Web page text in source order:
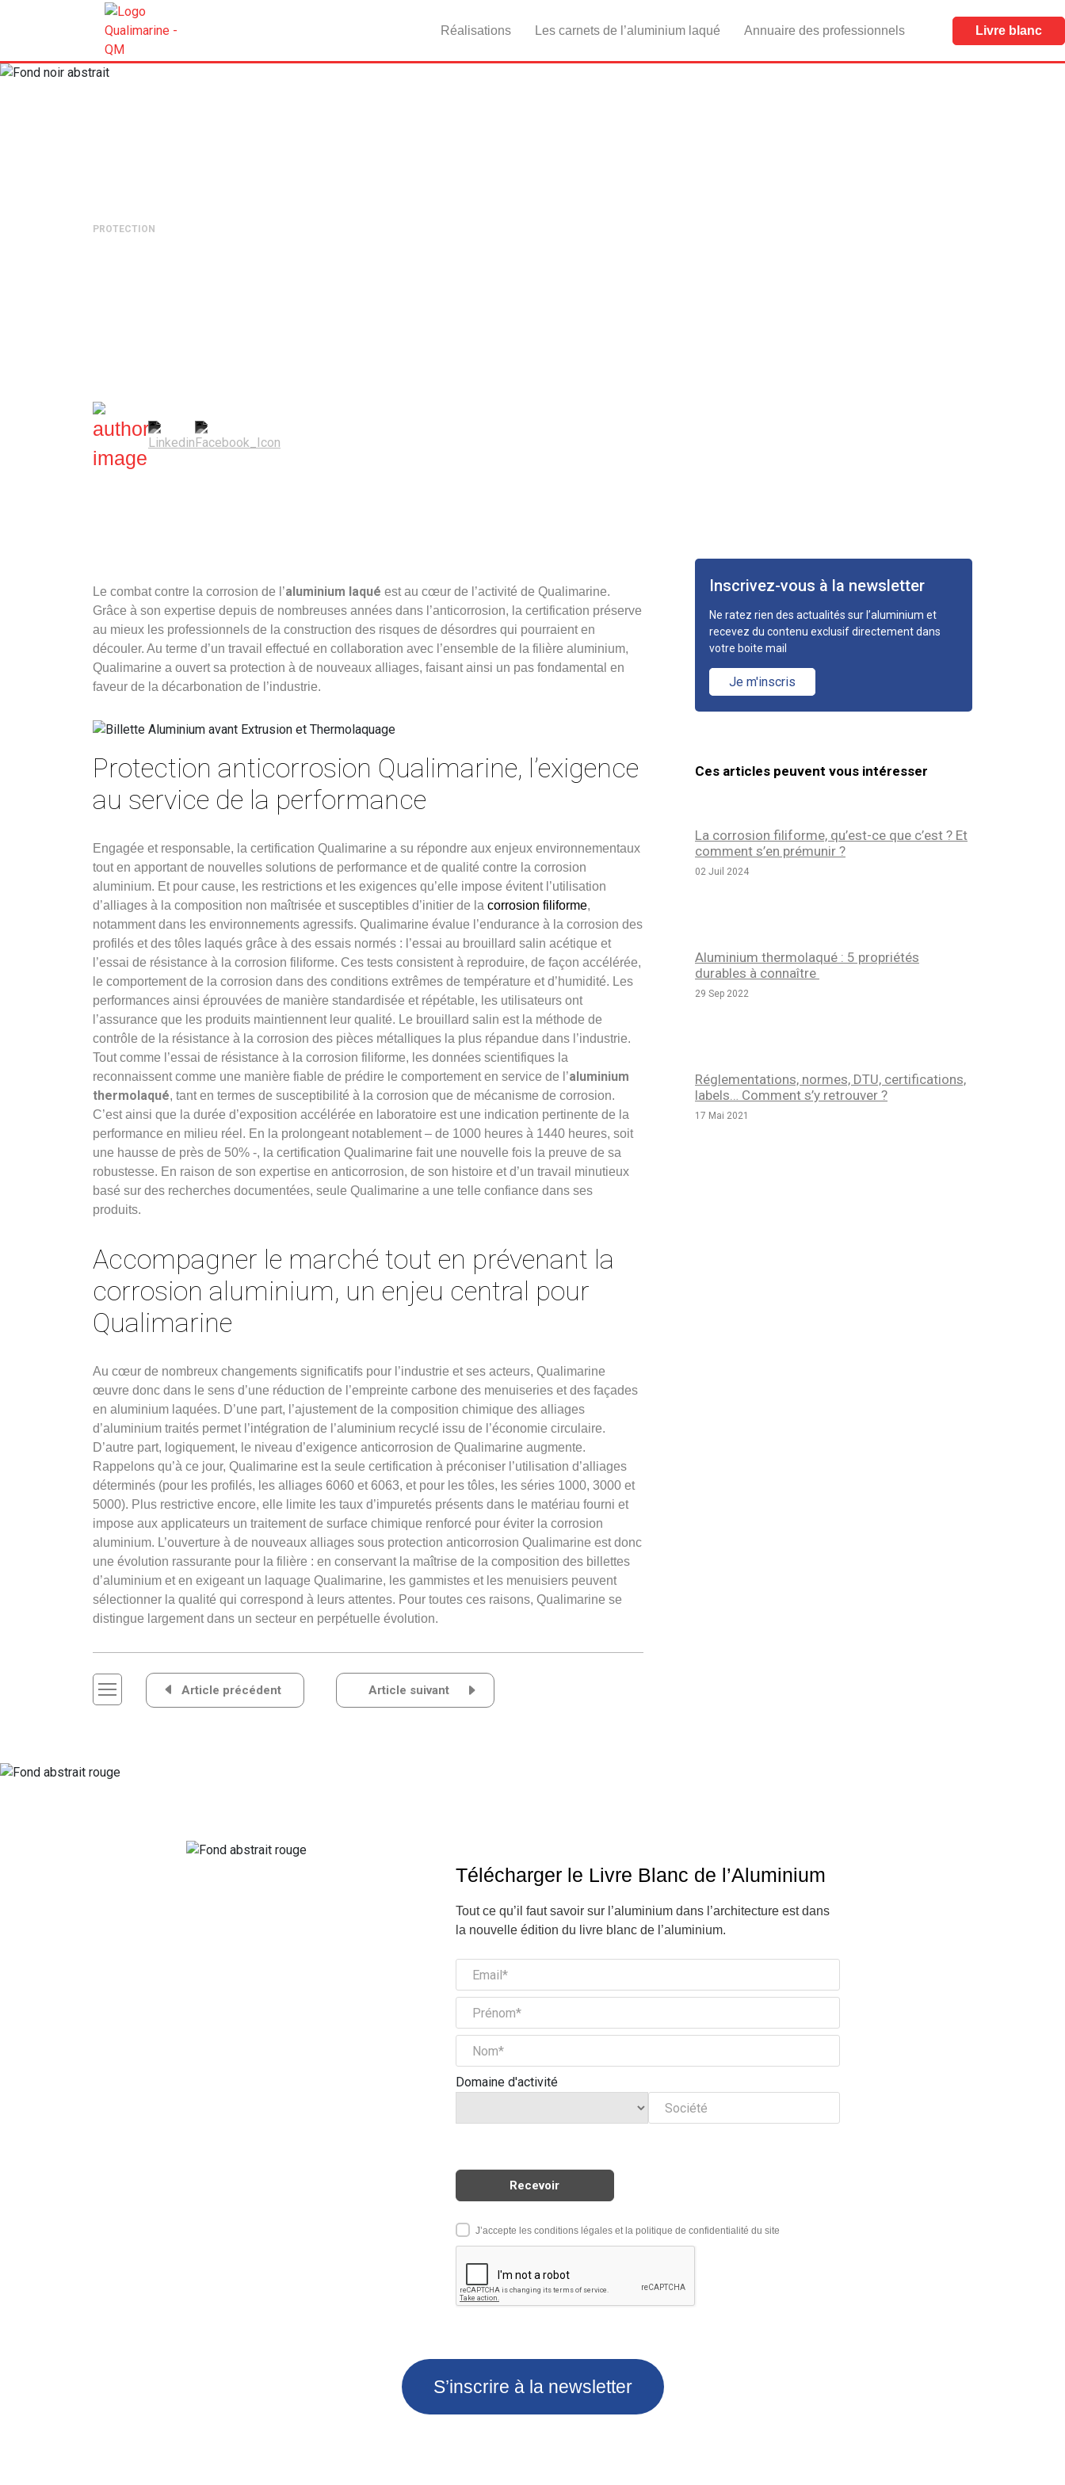
Réalisations Les carnets de l’aluminium laqué Annuaire des professionnels Livre blanc
PROTECTION
Le combat contre la corrosion de l’aluminium laqué est au cœur de l’activité de Qualimarine.
Grâce à son expertise depuis de nombreuses années dans l’anticorrosion, la certification préserve
au mieux les professionnels de la construction des risques de désordres qui pourraient en
découler. Au terme d’un travail effectué en collaboration avec l’ensemble de la filière aluminium,
Qualimarine a ouvert sa protection à de nouveaux alliages, faisant ainsi un pas fondamental en
faveur de la décarbonation de l’industrie.
Protection anticorrosion Qualimarine, l’exigence
au service de la performance
Engagée et responsable, la certification Qualimarine a su répondre aux enjeux environnementaux
tout en apportant de nouvelles solutions de performance et de qualité contre la corrosion
aluminium. Et pour cause, les restrictions et les exigences qu’elle impose évitent l’utilisation
d’alliages à la composition non maîtrisée et susceptibles d’initier de la corrosion filiforme,
notamment dans les environnements agressifs. Qualimarine évalue l’endurance à la corrosion des
profilés et des tôles laqués grâce à des essais normés : l’essai au brouillard salin acétique et
l’essai de résistance à la corrosion filiforme. Ces tests consistent à reproduire, de façon accélérée,
le comportement de la corrosion dans des conditions extrêmes de température et d’humidité. Les
performances ainsi éprouvées de manière standardisée et répétable, les utilisateurs ont
l’assurance que les produits maintiennent leur qualité. Le brouillard salin est la méthode de
contrôle de la résistance à la corrosion des pièces métalliques la plus répandue dans l’industrie.
Tout comme l’essai de résistance à la corrosion filiforme, les données scientifiques la
reconnaissent comme une manière fiable de prédire le comportement en service de l’aluminium
thermolaqué, tant en termes de susceptibilité à la corrosion que de mécanisme de corrosion.
C’est ainsi que la durée d’exposition accélérée en laboratoire est une indication pertinente de la
performance en milieu réel. En la prolongeant notablement – de 1000 heures à 1440 heures, soit
une hausse de près de 50% -, la certification Qualimarine fait une nouvelle fois la preuve de sa
robustesse. En raison de son expertise en anticorrosion, de son histoire et d’un travail minutieux
basé sur des recherches documentées, seule Qualimarine a une telle confiance dans ses
produits.
Accompagner le marché tout en prévenant la
corrosion aluminium, un enjeu central pour
Qualimarine
Au cœur de nombreux changements significatifs pour l’industrie et ses acteurs, Qualimarine
œuvre donc dans le sens d’une réduction de l’empreinte carbone des menuiseries et des façades
en aluminium laquées. D’une part, l’ajustement de la composition chimique des alliages
d’aluminium traités permet l’intégration de l’aluminium recyclé issu de l’économie circulaire.
D’autre part, logiquement, le niveau d’exigence anticorrosion de Qualimarine augmente.
Rappelons qu’à ce jour, Qualimarine est la seule certification à préconiser l’utilisation d’alliages
déterminés (pour les profilés, les alliages 6060 et 6063, et pour les tôles, les séries 1000, 3000 et
5000). Plus restrictive encore, elle limite les taux d’impuretés présents dans le matériau fourni et
impose aux applicateurs un traitement de surface chimique renforcé pour éviter la corrosion
aluminium. L’ouverture à de nouveaux alliages sous protection anticorrosion Qualimarine est donc
une évolution rassurante pour la filière : en conservant la maîtrise de la composition des billettes
d’aluminium et en exigeant un laquage Qualimarine, les gammistes et les menuisiers peuvent
sélectionner la qualité qui correspond à leurs attentes. Pour toutes ces raisons, Qualimarine se
distingue largement dans un secteur en perpétuelle évolution.
NavigationArticle précédent Article suivant
Inscrivez-vous à la newsletter
Ne ratez rien des actualités sur l’aluminium et
recevez du contenu exclusif directement dans
votre boite mail
Je m'inscris
Ces articles peuvent vous intéresser
La corrosion filiforme, qu’est-ce que c’est ? Et
comment s’en prémunir ?
02 Juil 2024
Aluminium thermolaqué : 5 propriétés
durables à connaître
29 Sep 2022
Réglementations, normes, DTU, certifications,
labels… Comment s’y retrouver ?
17 Mai 2021
Télécharger le Livre Blanc de l’Aluminium
Tout ce qu’il faut savoir sur l’aluminium dans l’architecture est dans
la nouvelle édition du livre blanc de l’aluminium.
Domaine d'activité
J’accepte les conditions légales et la politique de confidentialité du site
S’inscrire à la newsletter